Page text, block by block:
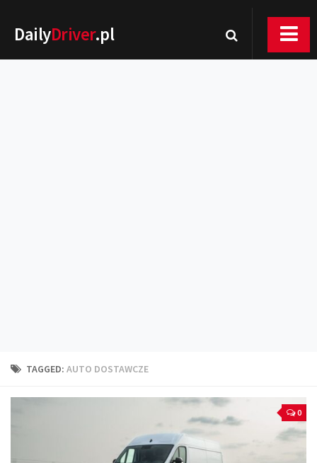
DailyDriver.pl
Technika jazdy
TAGGED: AUTO DOSTAWCZE
0